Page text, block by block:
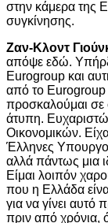
στην κάμερα της
συγκίνησης.
Ζαν-Κλοντ
απόψε εδώ.
Eurogroup και
από το
προσκαλούμαι σε
άτυπη.
Οικονομικών.
Έλληνες
αλλά πάντως μια
Είμαι λοιπόν
που η Ελλάδα
για να γίνει αυτό
πριν από χρόνια,